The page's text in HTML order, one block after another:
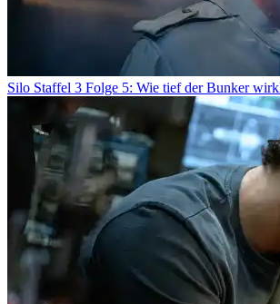
Silo Staffel 3 Folge 5: Wie tief der Bunker